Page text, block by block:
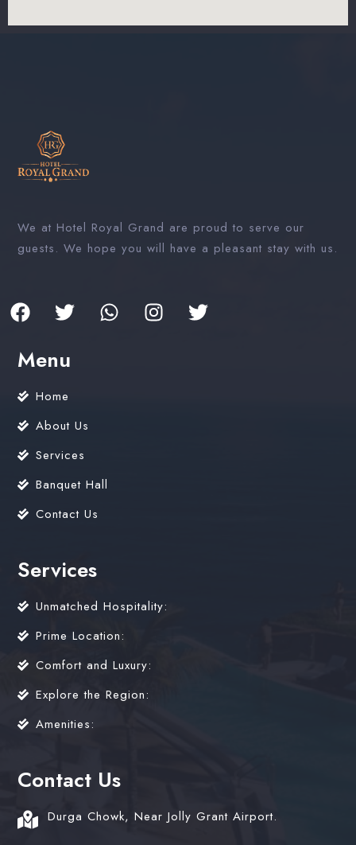
We at Hotel Royal Grand are proud to serve our
guests. We hope you will have a pleasant stay with us.
Menu
Home
About Us
Services
Banquet Hall
Contact Us
Services
Unmatched Hospitality:
Prime Location:
Comfort and Luxury:
Explore the Region:
Amenities:
Contact Us
Durga Chowk, Near Jolly Grant Airport.